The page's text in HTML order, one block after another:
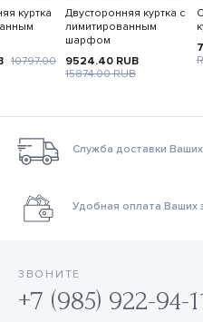
куртка
10797.00
Двусторонняя куртка с
лимитированным
шарфом
9524.40 RUB
15874.00RUB
Служба доставки
Удобная оплата Ваших
ЗВОНИТЕ
+7 (985) 922-94-